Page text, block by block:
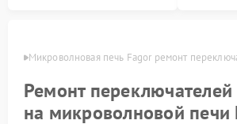
Микроволновая печь Fagor ремонт
Ремонт
на микроволновой печи